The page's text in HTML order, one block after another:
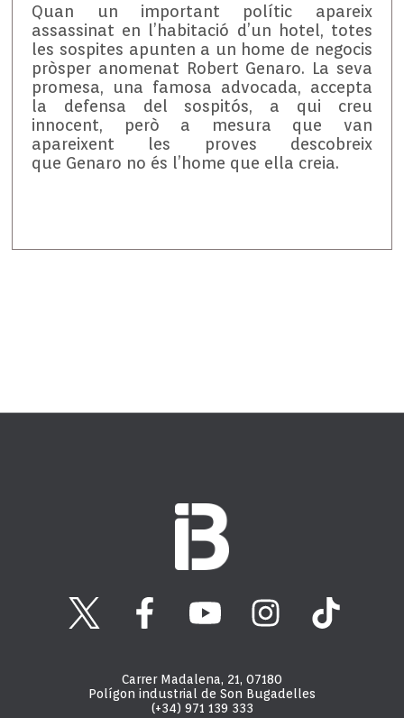
Quan un important polític apareix
assassinat en l’habitació d’un hotel, totes
les sospites apunten a un home de negocis
pròsper anomenat Robert Genaro. La seva
promesa, una famosa advocada, accepta
la defensa del sospitós, a qui creu
innocent, però a mesura que van
apareixent les proves descobreix
que Genaro no és l’home que ella creia.
Carrer Madalena, 21, 07180
Polígon industrial de Son Bugadelles
(+34) 971 139 333